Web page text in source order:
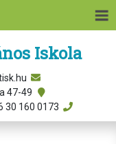
Iskola
47-49
30 160 0173